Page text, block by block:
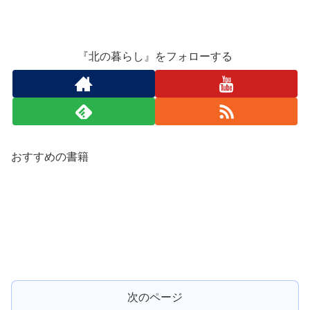
『北の暮らし』をフォローする
おすすめの書籍
次のページ